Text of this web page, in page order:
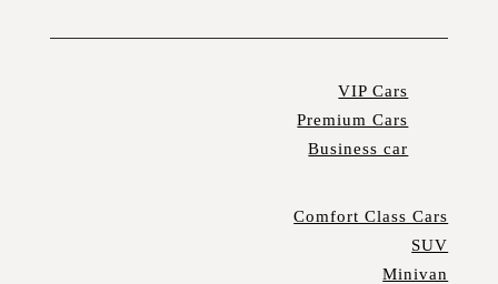
VIP Cars
Premium Cars
Business car
Comfort Class Cars
SUV
Minivan